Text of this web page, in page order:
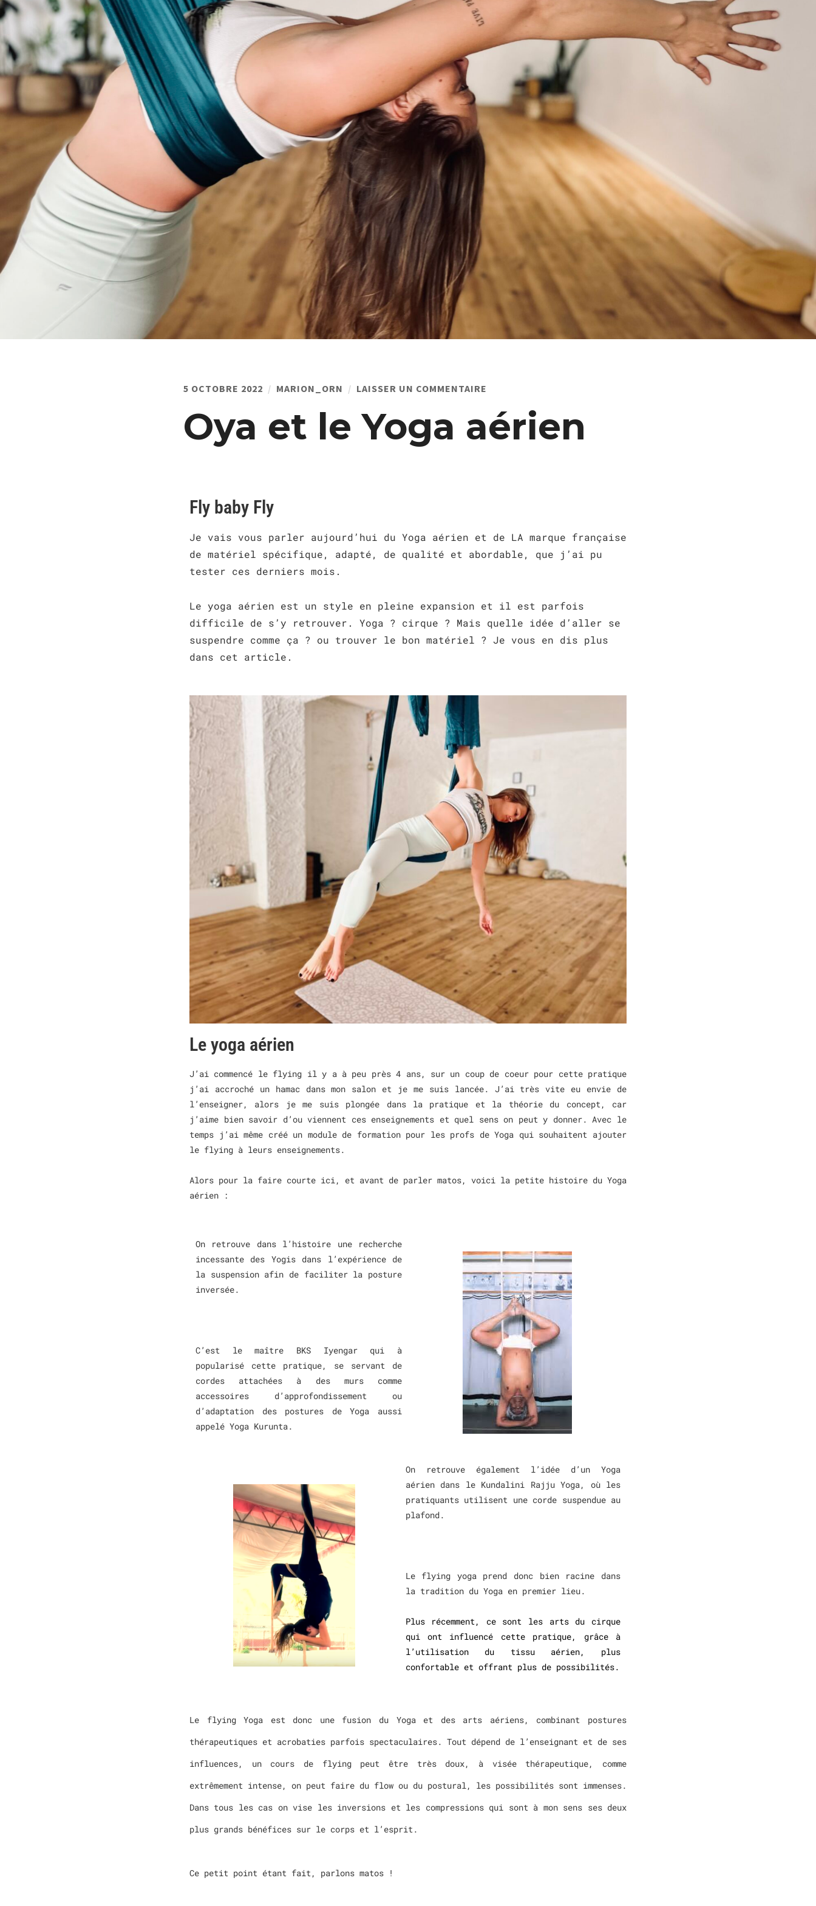
5 OCTOBRE 2022 MARION_ORN LAISSER UN COMMENTAIRE
Oya et le Yoga aérien
Fly baby Fly
Je vais vous parler aujourd’hui du Yoga aérien et de LA marque française
de matériel spécifique, adapté, de qualité et abordable, que j’ai pu
tester ces derniers mois.
Le yoga aérien est un style en pleine expansion et il est parfois
difficile de s’y retrouver. Yoga ? cirque ? Mais quelle idée d’aller se
suspendre comme ça ? ou trouver le bon matériel ? Je vous en dis plus
dans cet article.
Le yoga aérien
J’ai commencé le flying il y a à peu près 4 ans, sur un coup de coeur pour cette pratique
j’ai accroché un hamac dans mon salon et je me suis lancée. J’ai très vite eu envie de
l’enseigner, alors je me suis plongée dans la pratique et la théorie du concept, car
j’aime bien savoir d’ou viennent ces enseignements et quel sens on peut y donner. Avec le
temps j’ai même créé un module de formation pour les profs de Yoga qui souhaitent ajouter
le flying à leurs enseignements.
Alors pour la faire courte ici, et avant de parler matos, voici la petite histoire du Yoga
aérien :
On retrouve dans l’histoire une recherche
incessante des Yogis dans l’expérience de
la suspension afin de faciliter la posture
inversée.
C’est le maître BKS Iyengar qui à
popularisé cette pratique, se servant de
cordes attachées à des murs comme
accessoires d’approfondissement ou
d’adaptation des postures de Yoga aussi
appelé Yoga Kurunta.
On retrouve également l’idée d’un Yoga
aérien dans le Kundalini Rajju Yoga, où les
pratiquants utilisent une corde suspendue au
plafond.
Le flying yoga prend donc bien racine dans
la tradition du Yoga en premier lieu.
Plus récemment, ce sont les arts du cirque
qui ont influencé cette pratique, grâce à
l’utilisation du tissu aérien, plus
confortable et offrant plus de possibilités.
Le flying Yoga est donc une fusion du Yoga et des arts aériens, combinant postures
thérapeutiques et acrobaties parfois spectaculaires. Tout dépend de l’enseignant et de ses
influences, un cours de flying peut être très doux, à visée thérapeutique, comme
extrêmement intense, on peut faire du flow ou du postural, les possibilités sont immenses.
Dans tous les cas on vise les inversions et les compressions qui sont à mon sens ses deux
plus grands bénéfices sur le corps et l’esprit.
Ce petit point étant fait, parlons matos !